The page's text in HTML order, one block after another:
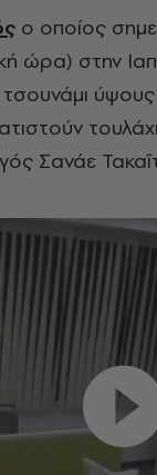
ο οποίος
ώρα) στην
Σανάε